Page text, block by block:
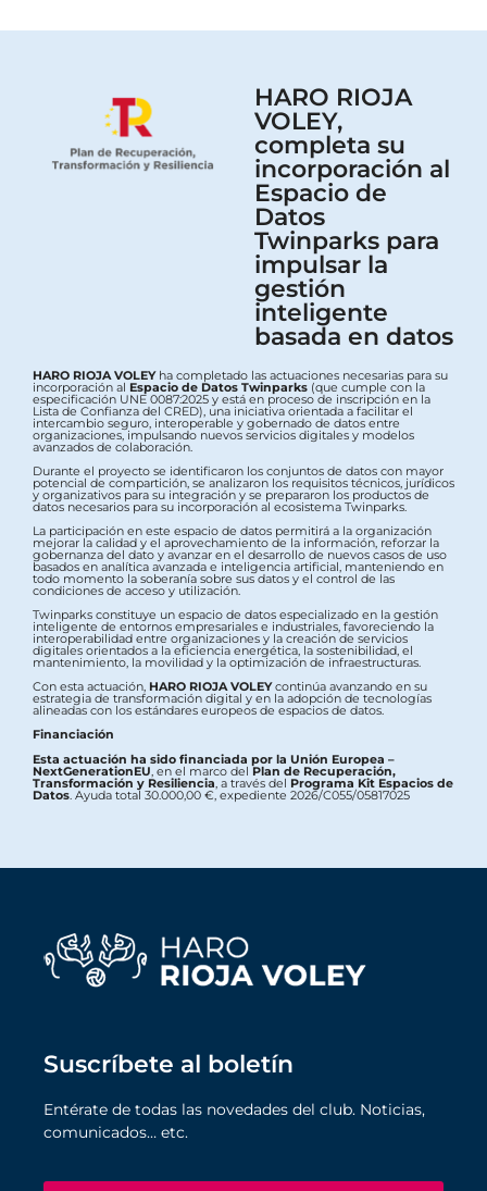
HARO RIOJA
VOLEY,
completa su
incorporación al
Espacio de
Datos
Twinparks para
impulsar la
gestión
inteligente
basada en datos
HARO RIOJA VOLEYha completado las actuaciones necesarias para su
incorporación al Espacio de Datos Twinparks (que cumple con la
especificación UNE 0087:2025 y está en proceso de inscripción en la
Lista de Confianza del CRED), una iniciativa orientada a facilitar el
intercambio seguro, interoperable y gobernado de datos entre
organizaciones, impulsando nuevos servicios digitales y modelos
avanzados de colaboración.
Durante el proyecto se identificaron los conjuntos de datos con mayor
potencial de compartición, se analizaron los requisitos técnicos, jurídicos
y organizativos para su integración y se prepararon los productos de
datos necesarios para su incorporación al ecosistema Twinparks.
La participación en este espacio de datos permitirá a la organización
mejorar la calidad y el aprovechamiento de la información, reforzar la
gobernanza del dato y avanzar en el desarrollo de nuevos casos de uso
basados en analítica avanzada e inteligencia artificial, manteniendo en
todo momento la soberanía sobre sus datos y el control de las
condiciones de acceso y utilización.
Twinparks constituye un espacio de datos especializado en la gestión
inteligente de entornos empresariales e industriales, favoreciendo la
interoperabilidad entre organizaciones y la creación de servicios
digitales orientados a la eficiencia energética, la sostenibilidad, el
mantenimiento, la movilidad y la optimización de infraestructuras.
Con esta actuación, HARO RIOJA VOLEYcontinúa avanzando en su
estrategia de transformación digital y en la adopción de tecnologías
alineadas con los estándares europeos de espacios de datos.
Financiación
Esta actuación ha sido financiada por la Unión Europea –
NextGenerationEU , en el marco delPlan de Recuperación,
Transformación y Resiliencia , a través del Programa Kit Espacios de
Datos . Ayuda total 30.000,00 €, expediente 2026/C055/05817025
Suscríbete al boletín
Entérate de todas las novedades del club. Noticias,
comunicados… etc.